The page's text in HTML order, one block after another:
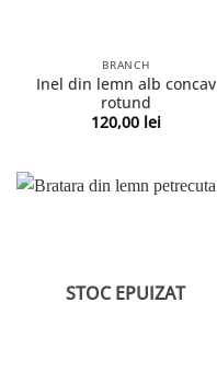
BRANCH
Inel din lemn alb concav
rotund
120,00 lei
STOC EPUIZAT